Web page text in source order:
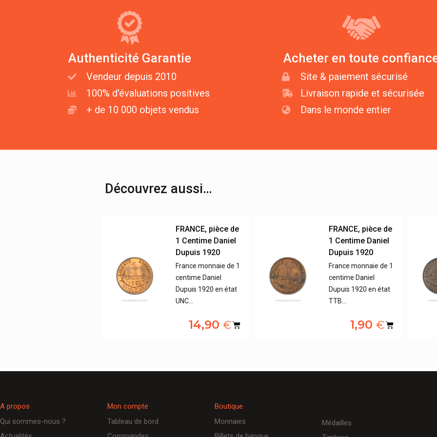
Authenticité Garantie
Vendeur depuis 2010
100% d'évaluations positives
+ de 10 000 objets vendus
Acheter en toute
Site & paiement sécurisé
Livraison rapide et sécurisée
Dans le monde entier
Découvrez aussi…
FRANCE, pièce de
1 Centime Daniel
Dupuis 1920
France monnaie de 1
centime Daniel
Dupuis 1920 en état
UNC…
14,90 €
FRANCE, pièce de
1 Centime Daniel
Dupuis 1920
France monnaie de 1
centime Daniel
Dupuis 1920 en état
TTB…
1,90 €
A propos
Qui sommes-nous ?
Mon compte
Tableau de bord
Boutique
Monnaies
Médailles